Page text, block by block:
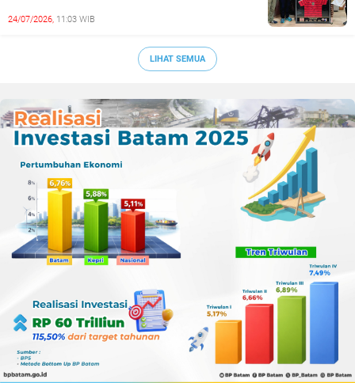
Cetak Generasi Emas
24/07/2026, 11:03 WIB
LIHAT SEMUA